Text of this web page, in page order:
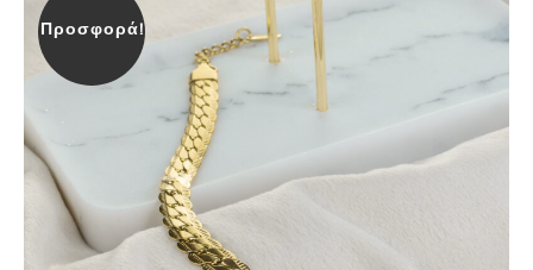
Προσφορά!